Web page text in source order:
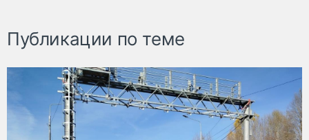
Публикации по теме